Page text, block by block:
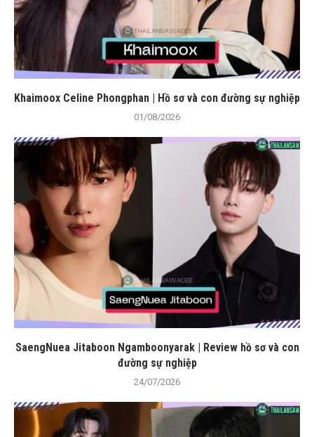
Khaimoox Celine Phongphan | Hồ sơ và con đường sự nghiệp
01/08/2026
SaengNuea Jitaboon Ngamboonyarak | Review hồ sơ và con
đường sự nghiệp
24/07/2026